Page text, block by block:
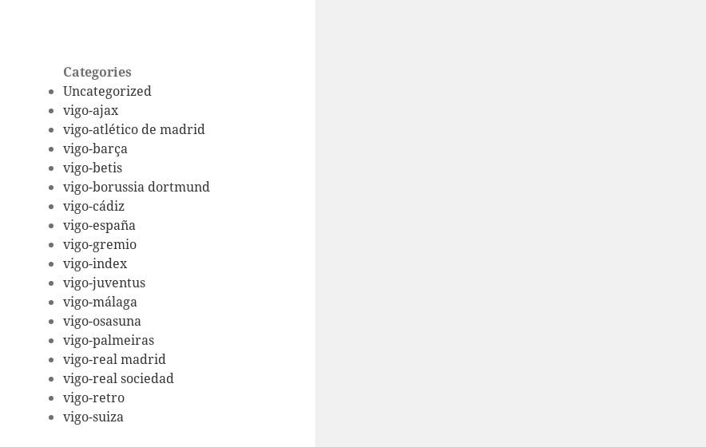
Categories
Uncategorized
vigo-ajax
vigo-atlético de madrid
vigo-barça
vigo-betis
vigo-borussia dortmund
vigo-cádiz
vigo-españa
vigo-gremio
vigo-index
vigo-juventus
vigo-málaga
vigo-osasuna
vigo-palmeiras
vigo-real madrid
vigo-real sociedad
vigo-retro
vigo-suiza